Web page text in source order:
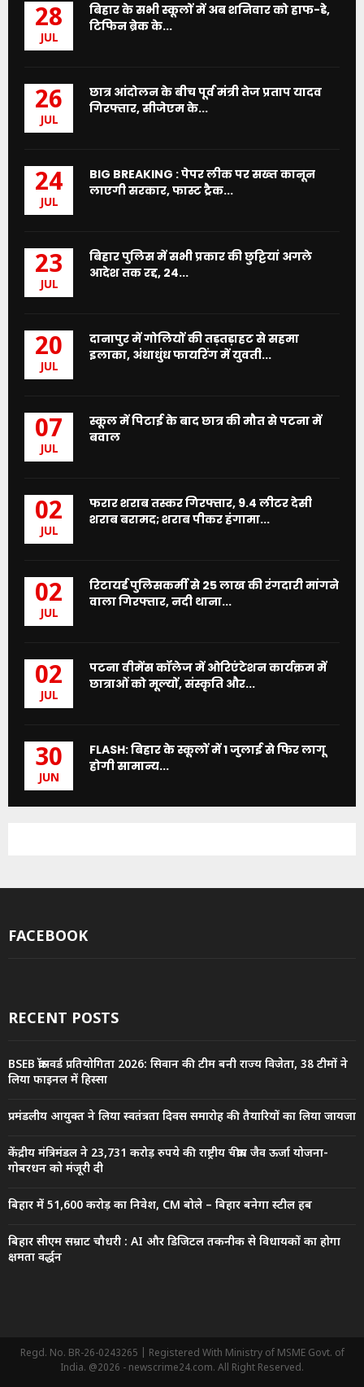
28
JUL
बिहार के सभी स्कूलों में अब शनिवार को हाफ-डे,
टिफिन ब्रेक के...
26
JUL
छात्र आंदोलन के बीच पूर्व मंत्री तेज प्रताप यादव
गिरफ्तार, सीजेएम के...
24
JUL
BIG BREAKING : पेपर लीक पर सख्त कानून
लाएगी सरकार, फास्ट ट्रैक...
23
JUL
बिहार पुलिस में सभी प्रकार की छुट्टियां अगले
आदेश तक रद्द, 24...
20
JUL
दानापुर में गोलियों की तड़तड़ाहट से सहमा
इलाका, अंधाधुंध फायरिंग में युवती...
07
JUL
स्कूल में पिटाई के बाद छात्र की मौत से पटना में
बवाल
02
JUL
फरार शराब तस्कर गिरफ्तार, 9.4 लीटर देसी
शराब बरामद; शराब पीकर हंगामा...
02
JUL
रिटायर्ड पुलिसकर्मी से 25 लाख की रंगदारी मांगने
वाला गिरफ्तार, नदी थाना...
02
JUL
पटना वीमेंस कॉलेज में ओरिएंटेशन कार्यक्रम में
छात्राओं को मूल्यों, संस्कृति और...
30
JUN
FLASH: बिहार के स्कूलों में 1 जुलाई से फिर लागू
होगी सामान्य...
FACEBOOK
RECENT POSTS
BSEB क्रॉसवर्ड प्रतियोगिता 2026: सिवान की टीम बनी राज्य विजेता, 38 टीमों ने
लिया फाइनल में हिस्सा
प्रमंडलीय आयुक्त ने लिया स्वतंत्रता दिवस समारोह की तैयारियों का लिया जायजा
केंद्रीय मंत्रिमंडल ने 23,731 करोड़ रुपये की राष्ट्रीय चक्रीय जैव ऊर्जा योजना-
गोबरधन को मंजूरी दी
बिहार में 51,600 करोड़ का निवेश, CM बोले – बिहार बनेगा स्टील हब
बिहार सीएम सम्राट चौधरी : AI और डिजिटल तकनीक से विधायकों का होगा
क्षमता वर्द्धन
Regd. No. BR-26-0243265 | Registered With Ministry of MSME Govt. of
India. @2026 - newscrime24.com. All Right Reserved.